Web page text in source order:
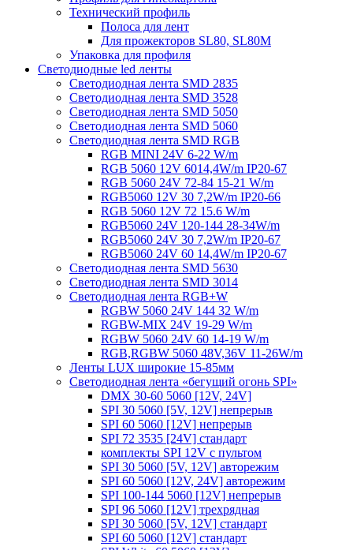
Технический профиль
Полоса для лент
Для прожекторов SL80, SL80M
Упаковка для профиля
Светодиодные led ленты
Светодиодная лента SMD 2835
Светодиодная лента SMD 3528
Светодиодная лента SMD 5050
Светодиодная лента SMD 5060
Светодиодная лента SMD RGB
RGB MINI 24V 6-22 W/m
RGB 5060 12V 6014,4W/m IP20-67
RGB 5060 24V 72-84 15-21 W/m
RGB5060 12V 30 7,2W/m IP20-66
RGB 5060 12V 72 15.6 W/m
RGB5060 24V 120-144 28-34W/m
RGB5060 24V 30 7,2W/m IP20-67
RGB5060 24V 60 14,4W/m IP20-67
Светодиодная лента SMD 5630
Светодиодная лента SMD 3014
Светодиодная лента RGB+W
RGBW 5060 24V 144 32 W/m
RGBW-MIX 24V 19-29 W/m
RGBW 5060 24V 60 14-19 W/m
RGB,RGBW 5060 48V,36V 11-26W/m
Ленты LUX широкие 15-85мм
Светодиодная лента «бегущий огонь SPI»
DMX 30-60 5060 [12V, 24V]
SPI 30 5060 [5V, 12V] непрерыв
SPI 60 5060 [12V] непрерыв
SPI 72 3535 [24V] стандарт
комплекты SPI 12V с пультом
SPI 30 5060 [5V, 12V] авторежим
SPI 60 5060 [12V, 24V] авторежим
SPI 100-144 5060 [12V] непрерыв
SPI 96 5060 [12V] трехрядная
SPI 30 5060 [5V, 12V] стандарт
SPI 60 5060 [12V] стандарт